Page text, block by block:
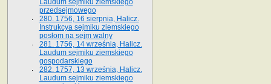
Laudum sejmiku ziemskiego
przedsejmowego
280. 1756, 16 sierpnia, Halicz.
Instrukcya sejmiku ziemskiego
posłom na sejm walny
281. 1756, 14 września, Halicz.
Laudum sejmiku ziemskiego
gospodarskiego
282. 1757, 13 września, Halicz.
Laudum sejmiku ziemskiego